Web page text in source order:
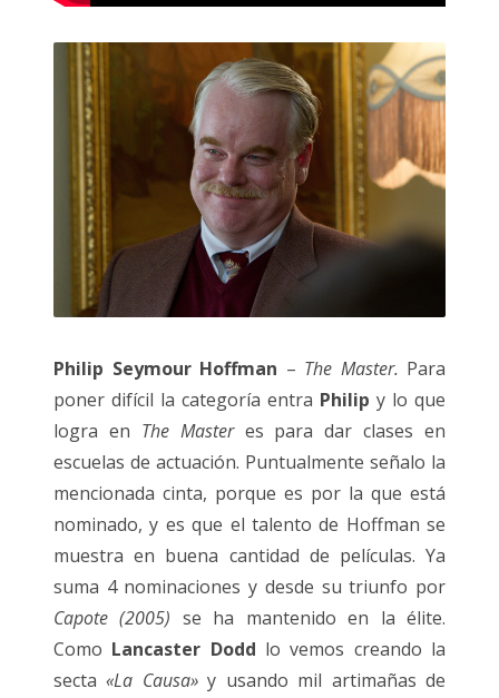
Philip Seymour Hoffman – The Master. Para
poner difícil la categoría entra Philip y lo que
logra en The Masteres para dar clases en
escuelas de actuación. Puntualmente señalo la
mencionada cinta, porque es por la que está
nominado, y es que el talento de Hoffman se
muestra en buena cantidad de películas. Ya
suma 4 nominaciones y desde su triunfo por
Capote (2005) se ha mantenido en la élite.
Como Lancaster Dodd lo vemos creando la
secta«La Causa»y usando mil artimañas de